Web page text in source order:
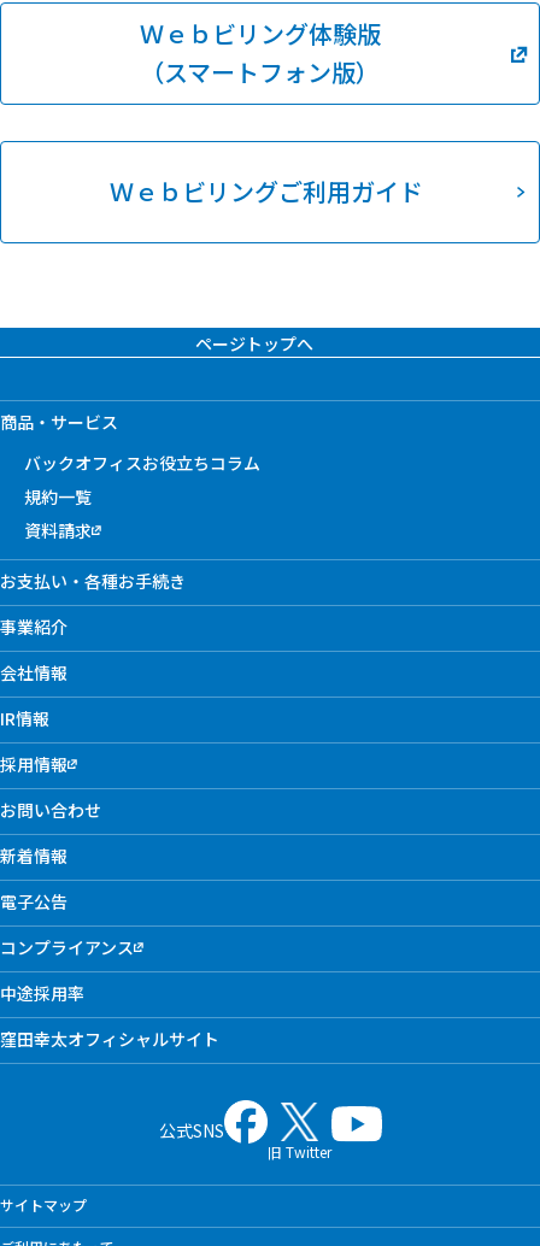
Ｗｅｂビリング体験版
（スマートフォン版）
Ｗｅｂビリングご利用ガイド
ページトップへ
商品・サービス
バックオフィスお役立ちコラム
規約一覧
資料請求
お支払い・各種お手続き
事業紹介
会社情報
IR情報
採用情報
お問い合わせ
新着情報
電子公告
コンプライアンス
中途採用率
窪田幸太オフィシャルサイト
公式SNS
旧 Twitter
サイトマップ